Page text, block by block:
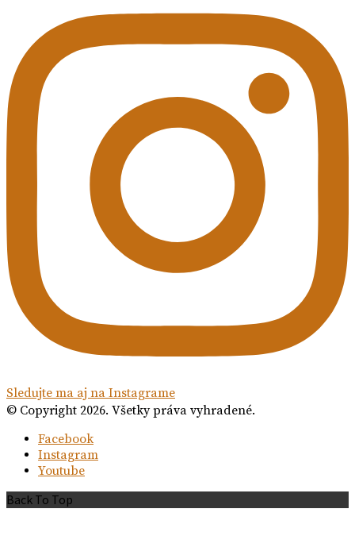
Sledujte ma aj na Instagrame
© Copyright 2026. Všetky práva vyhradené.
Facebook
Instagram
Youtube
Back To Top